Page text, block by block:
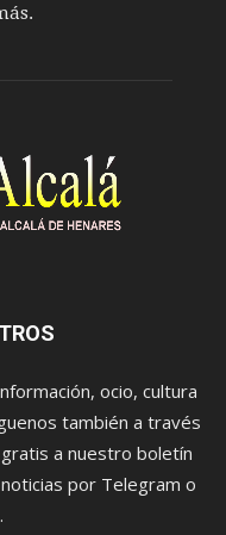
ocio, cultura
también a través
a nuestro boletín
por Telegram o